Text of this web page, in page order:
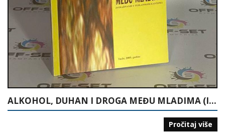
ALKOHOL, DUHAN I DROGA MEĐU MLADIMA (ISTRAŽIVANJE U ŠKOLAMA U TUZLANSKOM KANTONU)
Pročitaj više